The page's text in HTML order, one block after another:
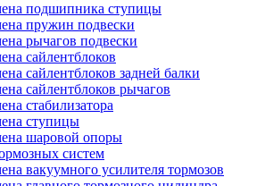
подшипника ступицы
пружин подвески
рычагов подвески
сайлентблоков
сайлентблоков задней балки
сайлентблоков рычагов
стабилизатора
ступицы
шаровой опоры
систем
вакуумного усилителя тормозов